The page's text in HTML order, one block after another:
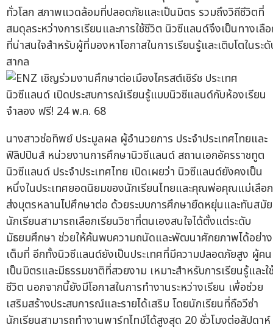
ทั่วโลก สภาพแวดล้อมที่ปลอดภัยและเป็นมิตร รวมถึงวิถีชีวิตที่
สมดุลระหว่างการเรียนและการใช้ชีวิต นิวซีแลนด์จึงเป็นทางเลื
ที่น่าสนใจสำหรับผู้ที่มองหาโอกาสในการเรียนรู้และเติบโตในระ
สากล
นางสาวช่อทิพย์ ประมูลผล ผู้อำนวยการ ประจำประเทศไทยและ
ฟิลิปปินส์ หน่วยงานการศึกษานิวซีแลนด์ สถานเอกอัครราชทูต
นิวซีแลนด์ ประจำประเทศไทย เปิดเผยว่า นิวซีแลนด์ยังคงเป็น
หนึ่งในประเทศยอดนิยมของนักเรียนไทยและคุณพ่อคุณแม่เลือก
ส่งบุตรหลานไปศึกษาต่อ ด้วยระบบการศึกษายืดหยุ่นและทันสมัย
นักเรียนสามารถเลือกเรียนวิชาที่ตนเองสนใจได้ตั้งแต่ระดับ
มัธยมศึกษา ช่วยให้ค้นพบความถนัดและพัฒนาศักยภาพได้อย่าง
เต็มที่ อีกทั้งนิวซีแลนด์ยังเป็นประเทศที่มีความปลอดภัยสูง ผู้คน
เป็นมิตรและมีธรรมชาติที่สวยงาม เหมาะสำหรับการเรียนรู้และใ
ชีวิต นอกจากนี้ยังมีโอกาสในการทำงานระหว่างเรียน เพื่อช่วย
เสริมสร้างประสบการณ์และรายได้เสริม โดยนักเรียนที่ถือวีซ่า
นักเรียนสามารถทำงานพาร์ทไทม์ได้สูงสุด 20 ชั่วโมงต่อสัปดาห์